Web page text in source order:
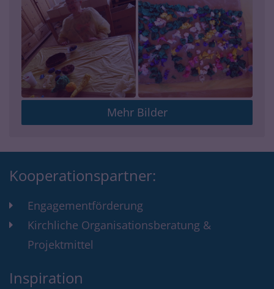
Mehr Bilder
Kooperationspartner:
Engagementförderung
Kirchliche Organisationsberatung &
Projektmittel
Inspiration